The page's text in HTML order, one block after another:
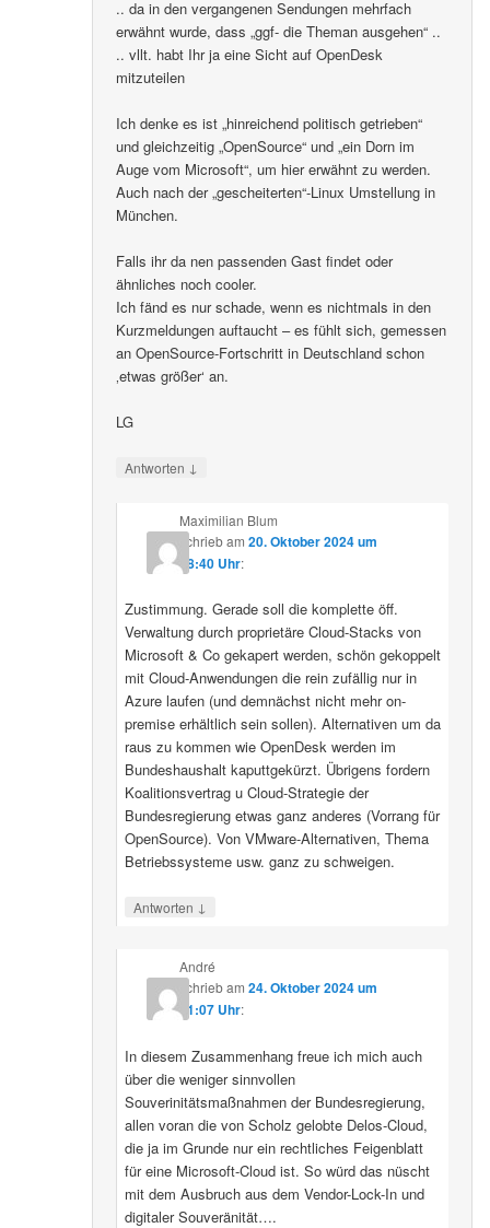
.. da in den vergangenen Sendungen mehrfach
erwähnt wurde, dass „ggf- die Theman ausgehen“ ..
.. vllt. habt Ihr ja eine Sicht auf OpenDesk
mitzuteilen
Ich denke es ist „hinreichend politisch getrieben“
und gleichzeitig „OpenSource“ und „ein Dorn im
Auge vom Microsoft“, um hier erwähnt zu werden.
Auch nach der „gescheiterten“-Linux Umstellung in
München.
Falls ihr da nen passenden Gast findet oder
ähnliches noch cooler.
Ich fänd es nur schade, wenn es nichtmals in den
Kurzmeldungen auftaucht – es fühlt sich, gemessen
an OpenSource-Fortschritt in Deutschland schon
‚etwas größer‘ an.
LG
Antworten ↓
Maximilian Blum
schriebam 20. Oktober 2024 um
08:40 Uhr:
Zustimmung. Gerade soll die komplette öff.
Verwaltung durch proprietäre Cloud-Stacks von
Microsoft & Co gekapert werden, schön gekoppelt
mit Cloud-Anwendungen die rein zufällig nur in
Azure laufen (und demnächst nicht mehr on-
premise erhältlich sein sollen). Alternativen um da
raus zu kommen wie OpenDesk werden im
Bundeshaushalt kaputtgekürzt. Übrigens fordern
Koalitionsvertrag u Cloud-Strategie der
Bundesregierung etwas ganz anderes (Vorrang für
OpenSource). Von VMware-Alternativen, Thema
Betriebssysteme usw. ganz zu schweigen.
Antworten ↓
André
schriebam 24. Oktober 2024 um
11:07 Uhr:
In diesem Zusammenhang freue ich mich auch
über die weniger sinnvollen
Souverinitätsmaßnahmen der Bundesregierung,
allen voran die von Scholz gelobte Delos-Cloud,
die ja im Grunde nur ein rechtliches Feigenblatt
für eine Microsoft-Cloud ist. So würd das nüscht
mit dem Ausbruch aus dem Vendor-Lock-In und
digitaler Souveränität….